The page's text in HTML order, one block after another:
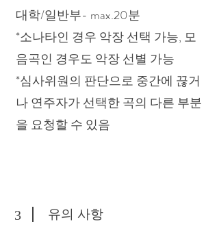
대학/일반부- max.20분
*소나타인 경우 악장 선택 가능, 모
음곡인 경우도 악장 선별 가능
​*심사위원의 판단으로 중간에 끊거
나 연주자가 선택한 곡의 다른 부분
을 요청할 수 있음
3 유의 사항